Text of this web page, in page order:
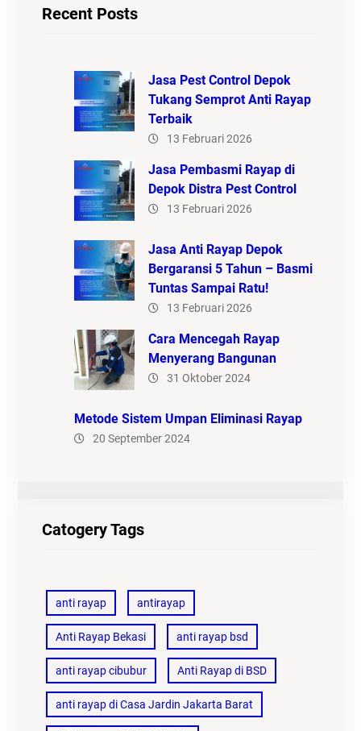
Recent Posts
Jasa Pest Control Depok
Tukang Semprot Anti Rayap
Terbaik
13 Februari 2026
Jasa Pembasmi Rayap di
Depok Distra Pest Control
13 Februari 2026
Jasa Anti Rayap Depok
Bergaransi 5 Tahun – Basmi
Tuntas Sampai Ratu!
13 Februari 2026
Cara Mencegah Rayap
Menyerang Bangunan
31 Oktober 2024
Metode Sistem Umpan Eliminasi Rayap
20 September 2024
Catogery Tags
anti rayap antirayap
Anti Rayap Bekasi anti rayap bsd
anti rayap cibubur Anti Rayap di BSD
anti rayap di Casa Jardin Jakarta Barat